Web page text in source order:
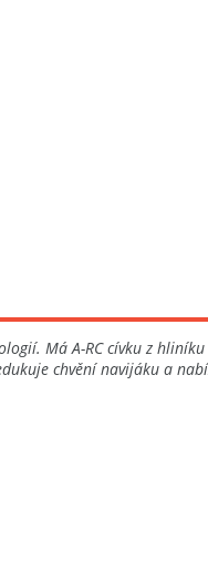
Má A-RC cívku z
chvění navijáku a